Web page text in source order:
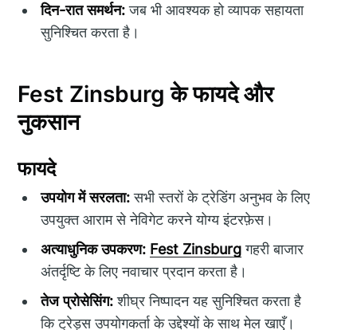
दिन-रात समर्थन:जब भी आवश्यक हो व्यापक सहायता
सुनिश्चित करता है।
Fest Zinsburg के फायदे और
नुकसान
फायदे
उपयोग में सरलता:सभी स्तरों के ट्रेडिंग अनुभव के लिए
उपयुक्त आराम से नेविगेट करने योग्य इंटरफ़ेस।
अत्याधुनिक उपकरण: Fest Zinsburgगहरी बाजार
अंतर्दृष्टि के लिए नवाचार प्रदान करता है।
तेज प्रोसेसिंग:शीघ्र निष्पादन यह सुनिश्चित करता है
कि ट्रेड्स उपयोगकर्ता के उद्देश्यों के साथ मेल खाएँ।